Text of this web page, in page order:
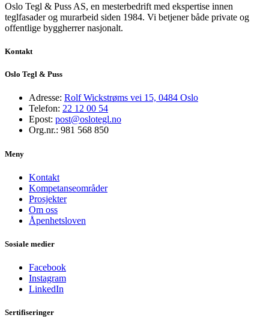
Oslo Tegl & Puss AS, en mesterbedrift med ekspertise innen
teglfasader og murarbeid siden 1984. Vi betjener både private og
offentlige byggherrer nasjonalt.
Kontakt
Oslo Tegl & Puss
Adresse: Rolf Wickstrøms vei 15, 0484 Oslo
Telefon: 22 12 00 54
Epost: post@oslotegl.no
Org.nr.: 981 568 850
Meny
Kontakt
Kompetanseområder
Prosjekter
Om oss
Åpenhetsloven
Sosiale medier
Facebook
Instagram
LinkedIn
Sertifiseringer